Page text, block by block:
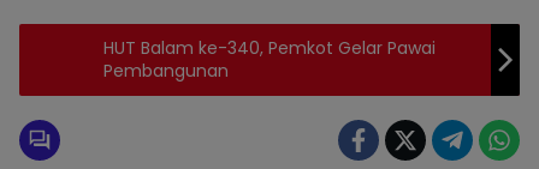
HUT Balam ke-340, Pemkot Gelar Pawai
Pembangunan